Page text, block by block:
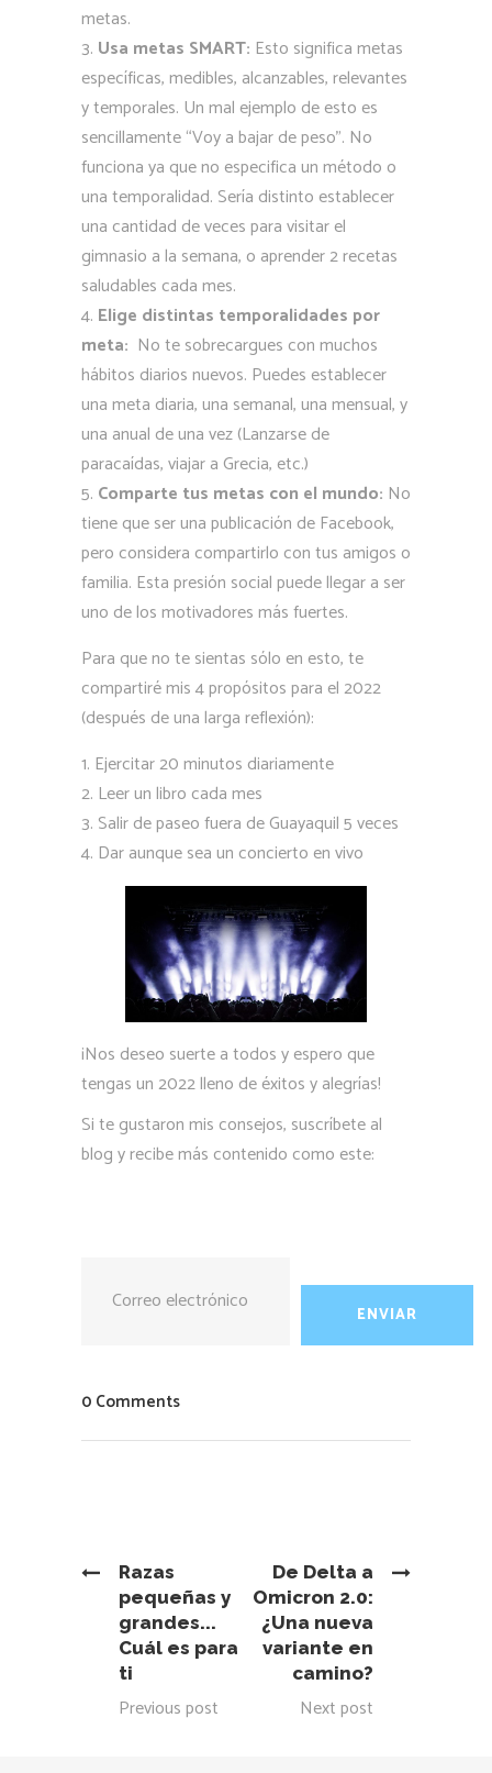
metas.
Usa metas SMART: Esto significa metas
específicas, medibles, alcanzables, relevantes
y temporales. Un mal ejemplo de esto es
sencillamente “Voy a bajar de peso”. No
funciona ya que no especifica un método o
una temporalidad. Sería distinto establecer
una cantidad de veces para visitar el
gimnasio a la semana, o aprender 2 recetas
saludables cada mes.
Elige distintas temporalidades por
meta: No te sobrecargues con muchos
hábitos diarios nuevos. Puedes establecer
una meta diaria, una semanal, una mensual, y
una anual de una vez (Lanzarse de
paracaídas, viajar a Grecia, etc.)
Comparte tus metas con el mundo: No
tiene que ser una publicación de Facebook,
pero considera compartirlo con tus amigos o
familia. Esta presión social puede llegar a ser
uno de los motivadores más fuertes.
Para que no te sientas sólo en esto, te
compartiré mis 4 propósitos para el 2022
(después de una larga reflexión):
Ejercitar 20 minutos diariamente
Leer un libro cada mes
Salir de paseo fuera de Guayaquil 5 veces
Dar aunque sea un concierto en vivo
¡Nos deseo suerte a todos y espero que
tengas un 2022 lleno de éxitos y alegrías!
Si te gustaron mis consejos, suscríbete al
blog y recibe más contenido como este:
0 Comments
Razas
pequeñas y
grandes...
Cuál es para
ti
Previous post
De Delta a
Omicron 2.0:
¿Una nueva
variante en
camino?
Next post